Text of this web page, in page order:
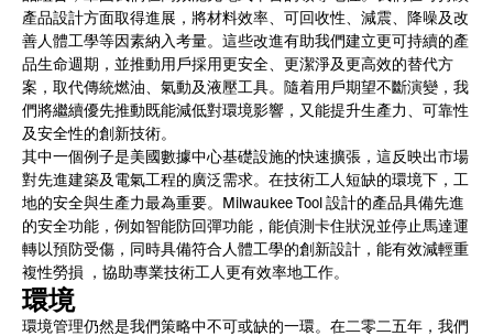
產品設計方面取得進展，將材料效率、可回收性、減震、降噪及改
善人體工學等因素納入考量。這些改進有助我們建立更可持續的產
品生命週期，並推動用戶採用更安全、更潔淨及更高效的替代方
案，取代傳統燃油、氣動及液壓工具。隨着用戶期望不斷演變，我
們將繼續優先推動既能減低對環境影響，又能提升生產力、可靠性
及安全性的創新技術。
其中一個例子是美國數據中心基礎設施的快速擴張，這反映出市場
對先進建築及電氣工程的廣泛需求。在技術工人短缺的環境下，工
地的安全與生產力最為重要。Milwaukee Tool 設計的產品具備先進
的安全功能，例如智能防回彈功能，能偵測卡住狀況並停止馬達運
轉以預防受傷，同時具備符合人體工學的創新設計，能有效減輕重
複性勞損 ，協助專業技術工人更有效率地工作。
環境
環境管理仍然是我們策略中不可或缺的一環。在二零二五年，我們